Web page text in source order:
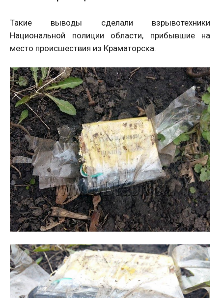
Такие выводы сделали взрывотехники
Национальной полиции области, прибывшие на
место происшествия из Краматорска.